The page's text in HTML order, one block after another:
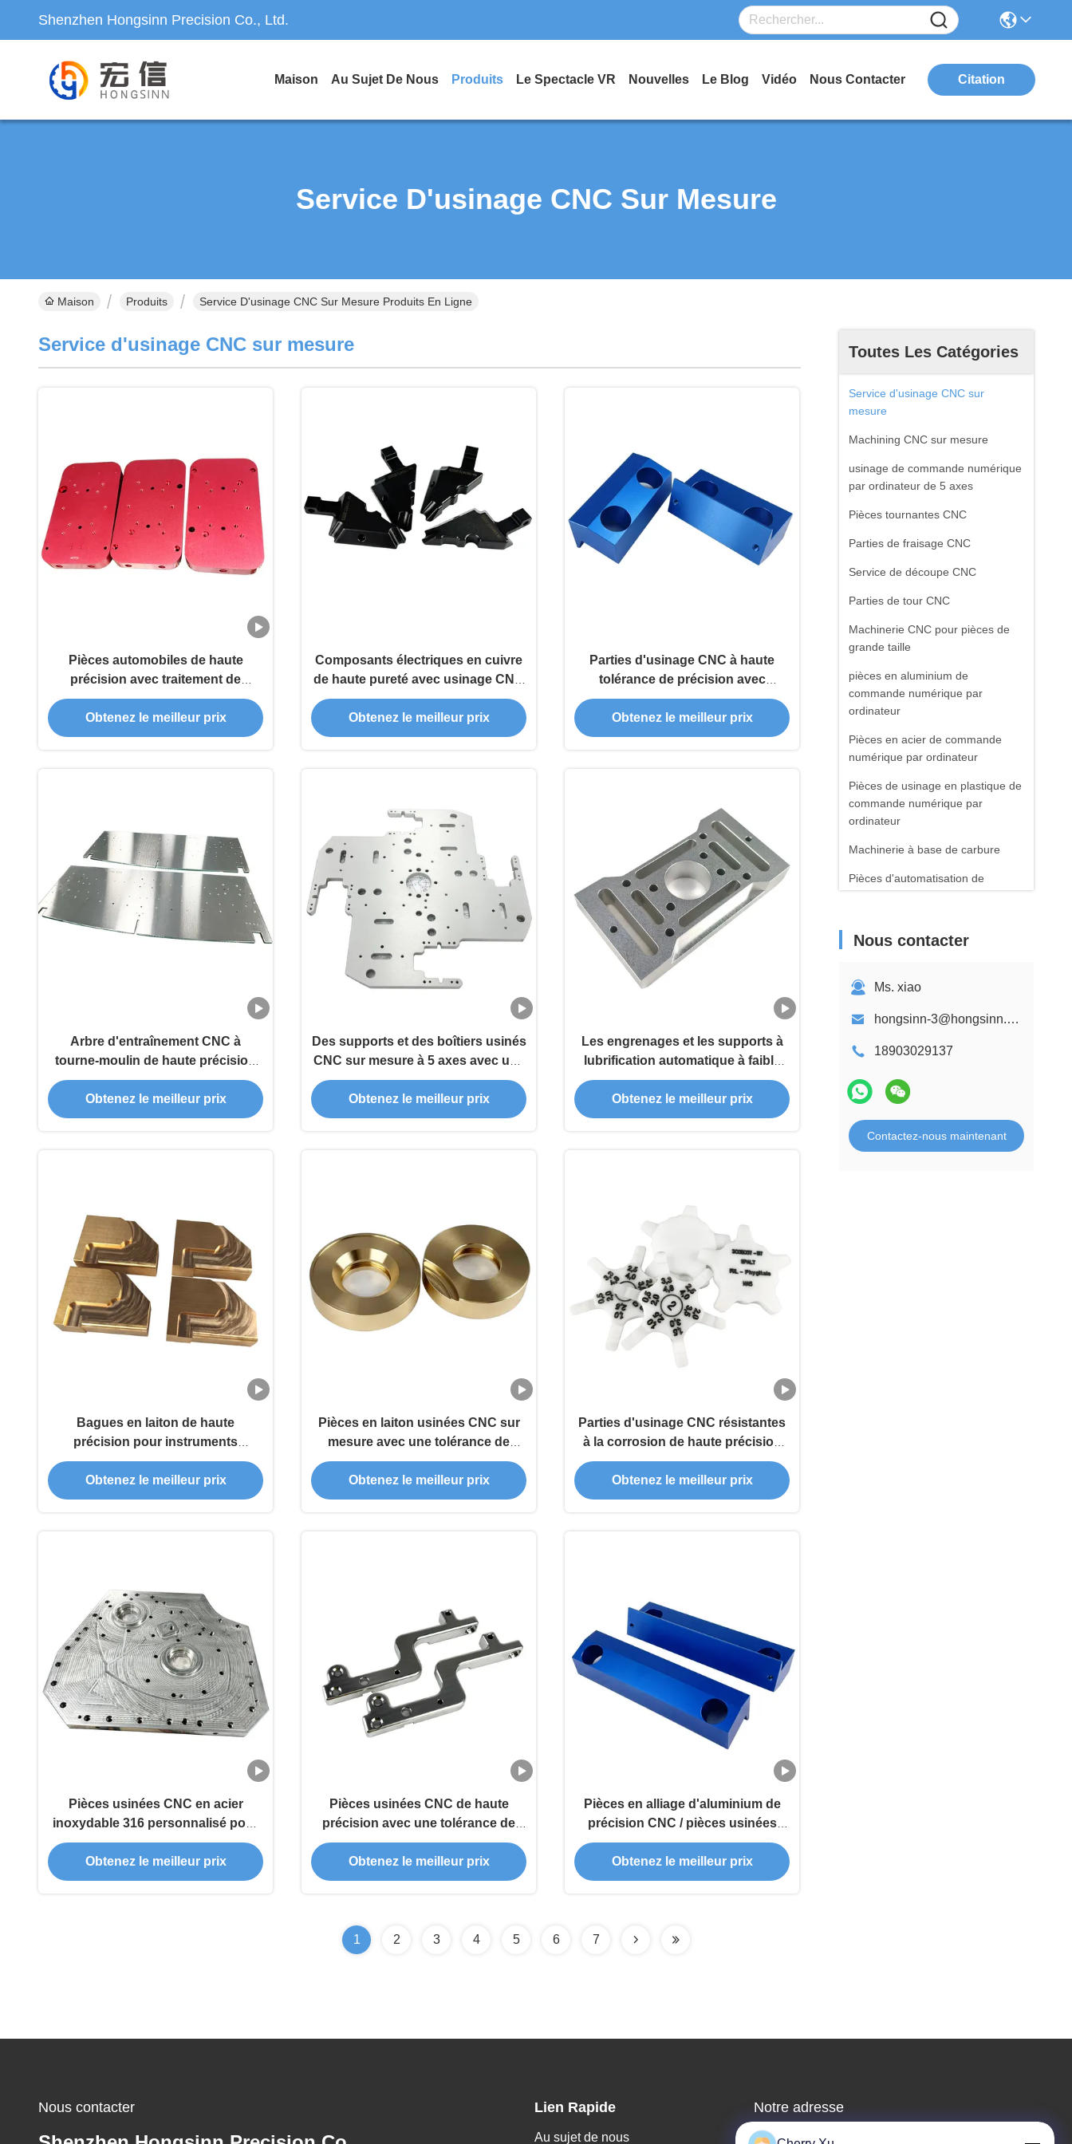
Shenzhen Hongsinn Precision Co., Ltd.
Maison Au Sujet De Nous Produits Le Spectacle VR Nouvelles Le Blog Vidéo Nous Contacter Citation
Service D'usinage CNC Sur Mesure
Maison Produits Service D'usinage CNC Sur Mesure Produits En Ligne
Toutes Les Catégories
Service d'usinage CNC sur
mesure
Machining CNC sur mesure
usinage de commande numérique
par ordinateur de 5 axes
Pièces tournantes CNC
Parties de fraisage CNC
Service de découpe CNC
Parties de tour CNC
Machinerie CNC pour pièces de
grande taille
pièces en aluminium de
commande numérique par
ordinateur
Pièces en acier de commande
numérique par ordinateur
Pièces de usinage en plastique de
commande numérique par
ordinateur
Machinerie à base de carbure
Pièces d'automatisation de
ordinateur usinant les pièces
Pièces moulées de précision
service de prototype de
ordinateur
Production par lots CNC
pièces de soudage métallique
Nous contacter
Ms. xiao
hongsinn-3@hongsinn.com
18903029137
Contactez-nous maintenant
Service d'usinage CNC sur mesure
Pièces automobiles de haute
précision avec traitement de
surface personnalisé et pièces
d'usinage CNC certifiées IATF
16949
Obtenez le meilleur prix
Composants électriques en cuivre
de haute pureté avec usinage CNC
de précision et configurations
personnalisées
Obtenez le meilleur prix
Parties d'usinage CNC à haute
tolérance de précision avec
traitement de surface
personnalisable et large sélection
de matériaux
Obtenez le meilleur prix
Arbre d'entraînement CNC à
tourne-moulin de haute précision
avec usinage multi-matériaux et
processus de tourne-moulin
intégré
Obtenez le meilleur prix
Des supports et des boîtiers usinés
CNC sur mesure à 5 axes avec une
tolérance de ± 0,005 mm et une
capacité multi-matériaux
Obtenez le meilleur prix
Les engrenages et les supports à
lubrification automatique à faible
bruit, usinés sur mesure à la CNC,
pour les équipements automatisés
à haute précision
Obtenez le meilleur prix
Bagues en laiton de haute
précision pour instruments
optiques - Composants résistants à
l'usure usinés CNC sur mesure
Obtenez le meilleur prix
Pièces en laiton usinées CNC sur
mesure avec une tolérance de
haute précision pour connecteurs
électriques et raccords de tuyaux
Obtenez le meilleur prix
Parties d'usinage CNC résistantes
à la corrosion de haute précision
pour les applications de l'industrie
électronique
Obtenez le meilleur prix
Pièces usinées CNC en acier
inoxydable 316 personnalisé pour
dispositifs médicaux avec
tolérance de haute précision
Obtenez le meilleur prix
Pièces usinées CNC de haute
précision avec une tolérance de
0,01 mm en alliage d'aluminium
avec usinage CNC cinq axes
Obtenez le meilleur prix
Pièces en alliage d'aluminium de
précision CNC / pièces usinées
CNC anodisées
Obtenez le meilleur prix
1 2 3 4 5 6 7
Nous contacter Lien Rapide
Au sujet de nous
Notre adresse
Adresse de l'entreprise